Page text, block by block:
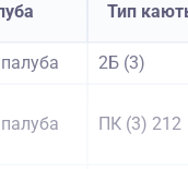
Тип
2Б (3)
ПК (3) 212